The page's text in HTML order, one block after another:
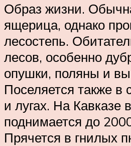
Образ жизни.
ящерица, однако
лесостепь.
лесов, особенно
опушки, поляны и
Поселяется также в
и лугах. На Кавказе
поднимается до
Прячется в гнилых